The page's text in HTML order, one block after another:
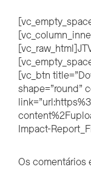
[vc_btn
shape=”round”
Impact-
Os comentários